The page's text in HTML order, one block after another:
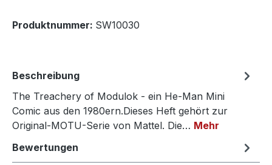
Produktnummer: SW10030
Beschreibung
The Treachery of Modulok - ein He-Man Mini
Comic aus den 1980ern.Dieses Heft gehört zur
Original-MOTU-Serie von Mattel. Die… Mehr
Bewertungen